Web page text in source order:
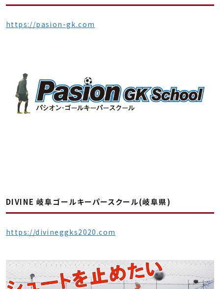
https://pasion-gk.com
DIVINE 岐阜ゴールキーパースクール(岐阜県)
https://divineggks2020.com